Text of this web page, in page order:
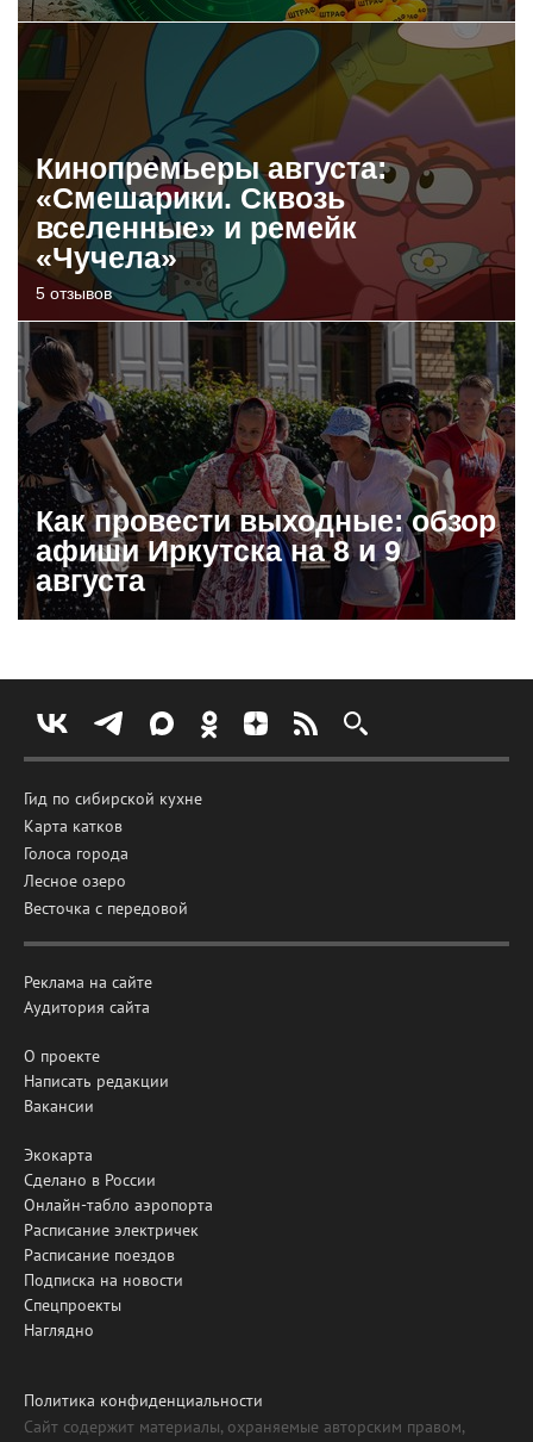
Кинопремьеры августа:
«Смешарики. Сквозь
вселенные» и ремейк
«Чучела»
5 отзывов
Как провести выходные: обзор
афиши Иркутска на 8 и 9
августа
Гид по сибирской кухне
Карта катков
Голоса города
Лесное озеро
Весточка с передовой
Реклама на сайте
Аудитория сайта
О проекте
Написать редакции
Вакансии
Экокарта
Сделано в России
Онлайн-табло аэропорта
Расписание электричек
Расписание поездов
Подписка на новости
Спецпроекты
Наглядно
Политика конфиденциальности
Сайт содержит материалы, охраняемые авторским правом,